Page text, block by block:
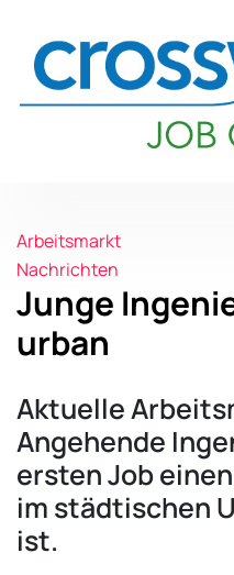
Arbeitsmarkt
Nachrichten
Junge
urban
Aktuelle
Angehende
ersten Job
im städtischen
ist.